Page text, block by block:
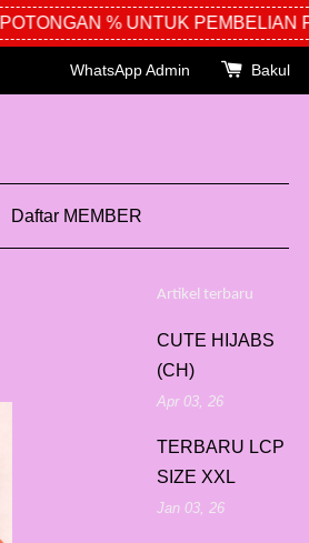
% UNTUK PEMBELIAN
WhatsApp Admin Bakul
Daftar MEMBER
Artikel terbaru
CUTE HIJABS
(CH)
Apr 03, 26
TERBARU LCP
SIZE XXL
Jan 03, 26